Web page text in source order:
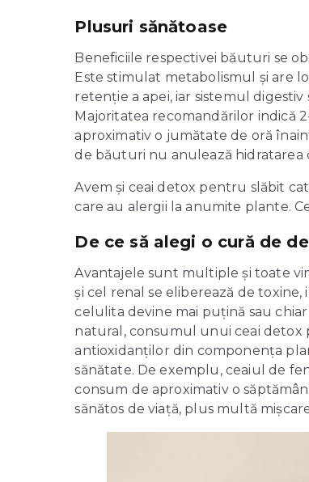
Plusuri sănătoase
Beneficiile respectivei băuturi se
Este stimulat metabolismul și are
retenție a apei, iar sistemul
Majoritatea recomandărilor indică
aproximativ o jumătate de oră
de băuturi nu anulează hidratarea
Avem și ceai detox pentru slăbit
care au alergii la anumite plante.
De ce să alegi o cură de
Avantajele sunt multiple și toate
și cel renal se eliberează de
celulita devine mai puțină sau
natural, consumul unui ceai detox
antioxidanților din componența
sănătate. De exemplu, ceaiul de
consum de aproximativ o
sănătos de viață, plus multă